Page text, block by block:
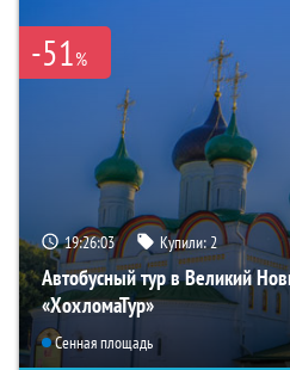
-51%
19:26:01 Купили:2
Автобусный тур в Великий
«ХохломаТур»
Сенная площадь